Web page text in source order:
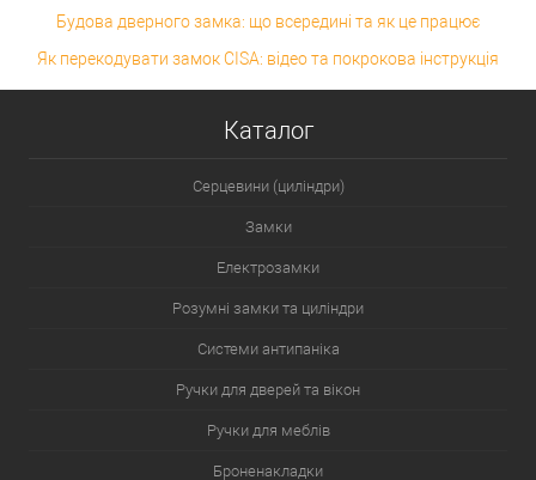
Будова дверного замка: що всередині та як це працює
Як перекодувати замок CISA: відео та покрокова інструкція
Каталог
Серцевини (циліндри)
Замки
Електрозамки
Розумні замки та циліндри
Системи антипаніка
Ручки для дверей та вікон
Ручки для меблів
Броненакладки